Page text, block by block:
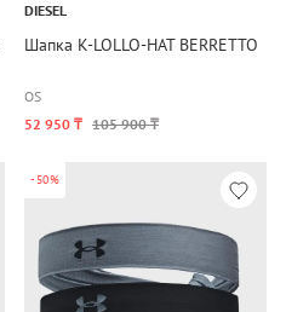
DIESEL
Шапка K-LOLLO-HAT BERRETTO
OS
52 950 ₸ 105 900 ₸
-50%